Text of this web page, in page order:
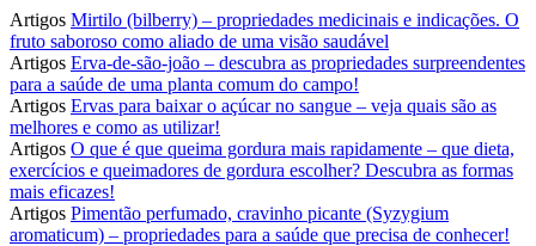
Artigos Mirtilo (bilberry) – propriedades medicinais e indicações. O
fruto saboroso como aliado de uma visão saudável
Artigos Erva-de-são-joão – descubra as propriedades surpreendentes
para a saúde de uma planta comum do campo!
Artigos Ervas para baixar o açúcar no sangue – veja quais são as
melhores e como as utilizar!
Artigos O que é que queima gordura mais rapidamente – que dieta,
exercícios e queimadores de gordura escolher? Descubra as formas
mais eficazes!
Artigos Pimentão perfumado, cravinho picante (Syzygium
aromaticum) – propriedades para a saúde que precisa de conhecer!